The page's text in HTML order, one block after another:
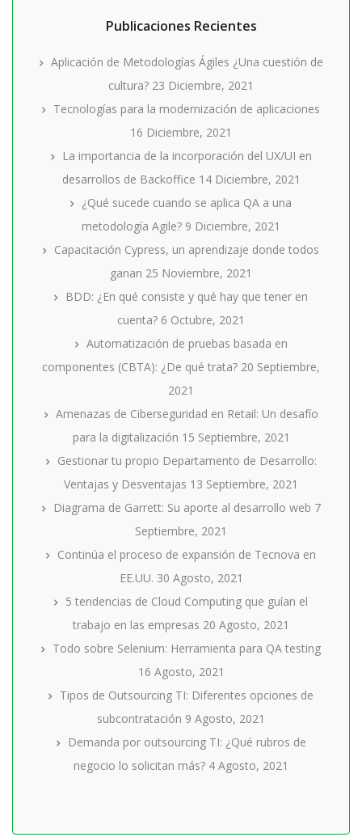
Publicaciones Recientes
Aplicación de Metodologías Ágiles ¿Una cuestión de
cultura? 23 Diciembre, 2021
Tecnologías para la modernización de aplicaciones
16 Diciembre, 2021
La importancia de la incorporación del UX/UI en
desarrollos de Backoffice 14 Diciembre, 2021
¿Qué sucede cuando se aplica QA a una
metodología Agile? 9 Diciembre, 2021
Capacitación Cypress, un aprendizaje donde todos
ganan 25 Noviembre, 2021
BDD: ¿En qué consiste y qué hay que tener en
cuenta? 6 Octubre, 2021
Automatización de pruebas basada en
componentes (CBTA): ¿De qué trata? 20 Septiembre,
2021
Amenazas de Ciberseguridad en Retail: Un desafío
para la digitalización 15 Septiembre, 2021
Gestionar tu propio Departamento de Desarrollo:
Ventajas y Desventajas 13 Septiembre, 2021
Diagrama de Garrett: Su aporte al desarrollo web 7
Septiembre, 2021
Continúa el proceso de expansión de Tecnova en
EE.UU. 30 Agosto, 2021
5 tendencias de Cloud Computing que guían el
trabajo en las empresas 20 Agosto, 2021
Todo sobre Selenium: Herramienta para QA testing
16 Agosto, 2021
Tipos de Outsourcing TI: Diferentes opciones de
subcontratación 9 Agosto, 2021
Demanda por outsourcing TI: ¿Qué rubros de
negocio lo solicitan más? 4 Agosto, 2021